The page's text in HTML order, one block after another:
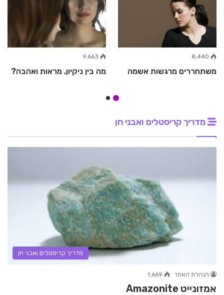
8,440
משתחררים מרגשות אשמה
9,663
מה בין ניקיון, מראות ואהבה?
מדריך קריסטלים ואבני חן
מדריך קריסטלים ואבני חן
הנהלת האתר 1,669
אמזונייט Amazonite